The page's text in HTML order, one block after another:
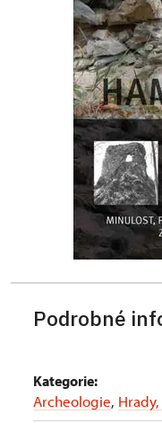
Podrobné
Kategorie:
Archeologie,